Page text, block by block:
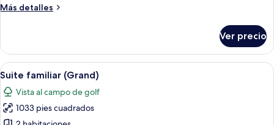
Más detalles
Más
Connecting
Room
Ver precio
Abrir
todas
las
fotos
Una sala de estar moderna con un
6
Suite familiar (Grand)
Vista al campo de golf
1033 pies cuadrados